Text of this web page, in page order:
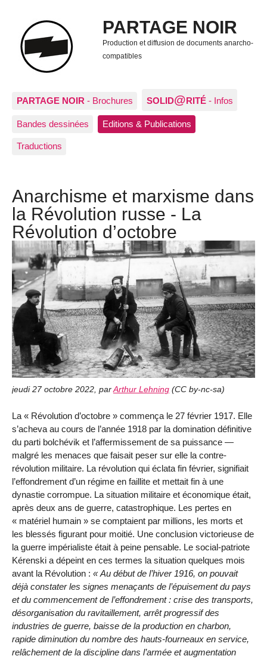
PARTAGE NOIR
Production et diffusion de documents anarcho-
compatibles
PARTAGE NOIR - Brochures SOLID@RITÉ - Infos
Bandes dessinées Editions & Publications
Traductions
Anarchisme et marxisme dans
la Révolution russe - La
Révolution d’octobre
jeudi 27 octobre 2022, parArthur Lehning (CC by-nc-sa)
La « Révolution d’octobre » commença le 27 février 1917. Elle
s’acheva au cours de l’année 1918 par la domination définitive
du parti bolchévik et l’affermissement de sa puissance —
malgré les menaces que faisait peser sur elle la contre-
révolution militaire. La révolution qui éclata fin février, signifiait
l’effondrement d’un régime en faillite et mettait fin à une
dynastie corrompue. La situation militaire et économique était,
après deux ans de guerre, catastrophique. Les pertes en
« matériel humain » se comptaient par millions, les morts et
les blessés figurant pour moitié. Une conclusion victorieuse de
la guerre impérialiste était à peine pensable. Le social-patriote
Kérenski a dépeint en ces termes la situation quelques mois
avant la Révolution :
Au début de l’hiver 1916, on pouvait
déjà constater les signes menaçants de l’épuisement du pays
et du commencement de l’effondrement : crise des transports,
désorganisation du ravitaillement, arrêt progressif des
industries de guerre, baisse de la production en charbon,
rapide diminution du nombre des hauts-fourneaux en service,
relâchement de la discipline dans l’armée et augmentation